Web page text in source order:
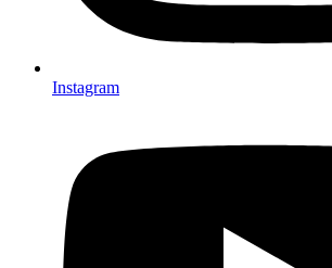
Instagram